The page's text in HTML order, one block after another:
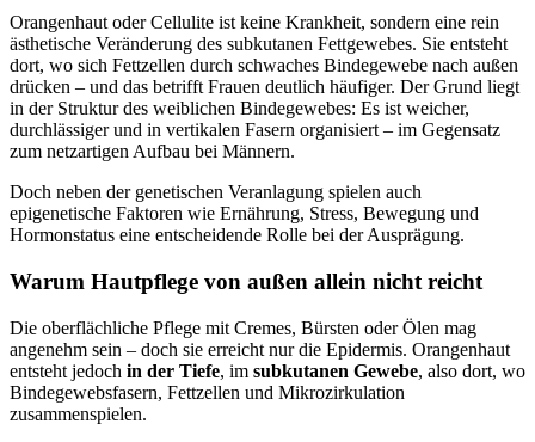
Orangenhaut oder Cellulite ist keine Krankheit, sondern eine rein
ästhetische Veränderung des subkutanen Fettgewebes. Sie entsteht
dort, wo sich Fettzellen durch schwaches Bindegewebe nach außen
drücken – und das betrifft Frauen deutlich häufiger. Der Grund liegt
in der Struktur des weiblichen Bindegewebes: Es ist weicher,
durchlässiger und in vertikalen Fasern organisiert – im Gegensatz
zum netzartigen Aufbau bei Männern.
Doch neben der genetischen Veranlagung spielen auch
epigenetische Faktoren wie Ernährung, Stress, Bewegung und
Hormonstatus eine entscheidende Rolle bei der Ausprägung.
Warum Hautpflege von außen allein nicht reicht
Die oberflächliche Pflege mit Cremes, Bürsten oder Ölen mag
angenehm sein – doch sie erreicht nur die Epidermis. Orangenhaut
entsteht jedoch in der Tiefe, im subkutanen Gewebe, also dort, wo
Bindegewebsfasern, Fettzellen und Mikrozirkulation
zusammenspielen.